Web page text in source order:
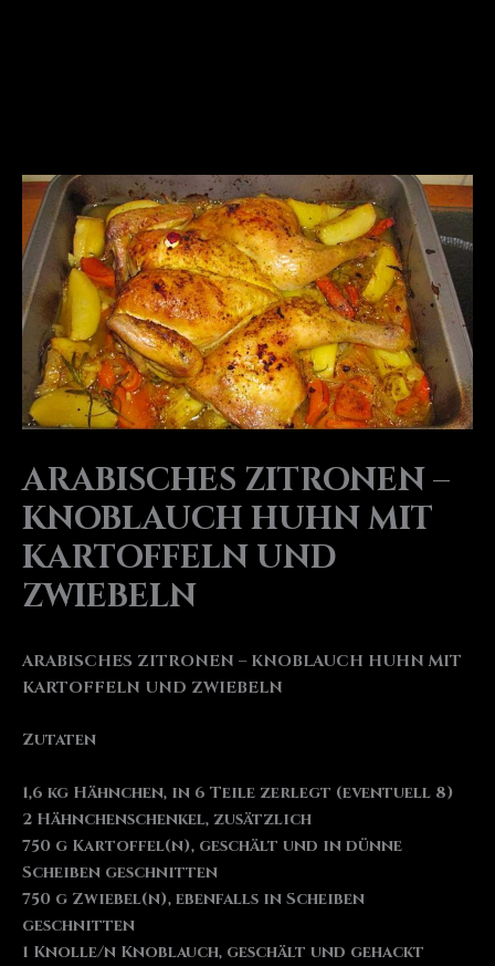
ARABISCHES ZITRONEN –
KNOBLAUCH HUHN MIT
KARTOFFELN UND
ZWIEBELN
ARABISCHES ZITRONEN – KNOBLAUCH HUHN MIT
KARTOFFELN UND ZWIEBELN
Zutaten
1,6 kg Hähnchen, in 6 Teile zerlegt (eventuell 8)
2 Hähnchenschenkel, zusätzlich
750 g Kartoffel(n), geschält und in dünne
Scheiben geschnitten
750 g Zwiebel(n), ebenfalls in Scheiben
geschnitten
1 Knolle/n Knoblauch, geschält und gehackt